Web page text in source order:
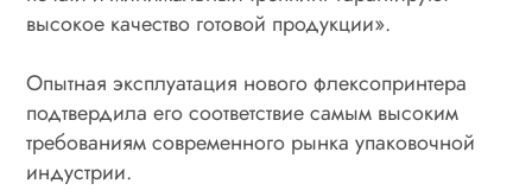
высокое качество готовой продукции».
Опытная эксплуатация нового флексопринтера
подтвердила его соответствие самым высоким
требованиям современного рынка упаковочной
индустрии.